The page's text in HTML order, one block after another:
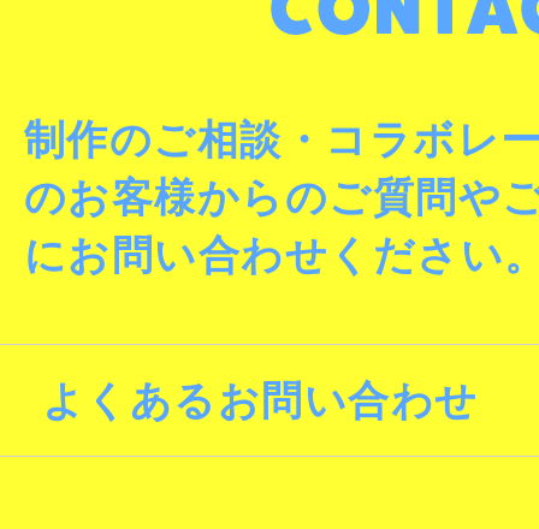
制作のご相談・コラボレ
のお客様からのご質問や
にお問い合わせください
よくあるお問い合わせ